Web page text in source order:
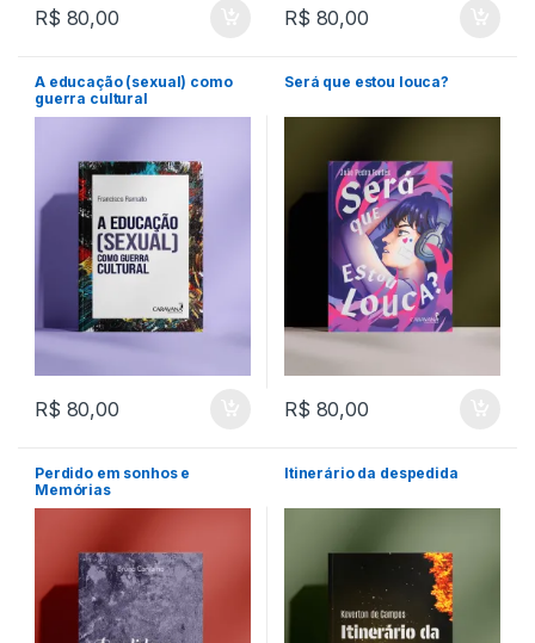
R$ 80,00 R$ 80,00
A educação (sexual) como
guerra cultural
R$ 80,00
Será que estou louca?
R$ 80,00
Perdido em sonhos e
Memórias
Itinerário da despedida